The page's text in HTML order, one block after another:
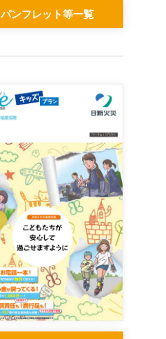
パンフレット等一覧